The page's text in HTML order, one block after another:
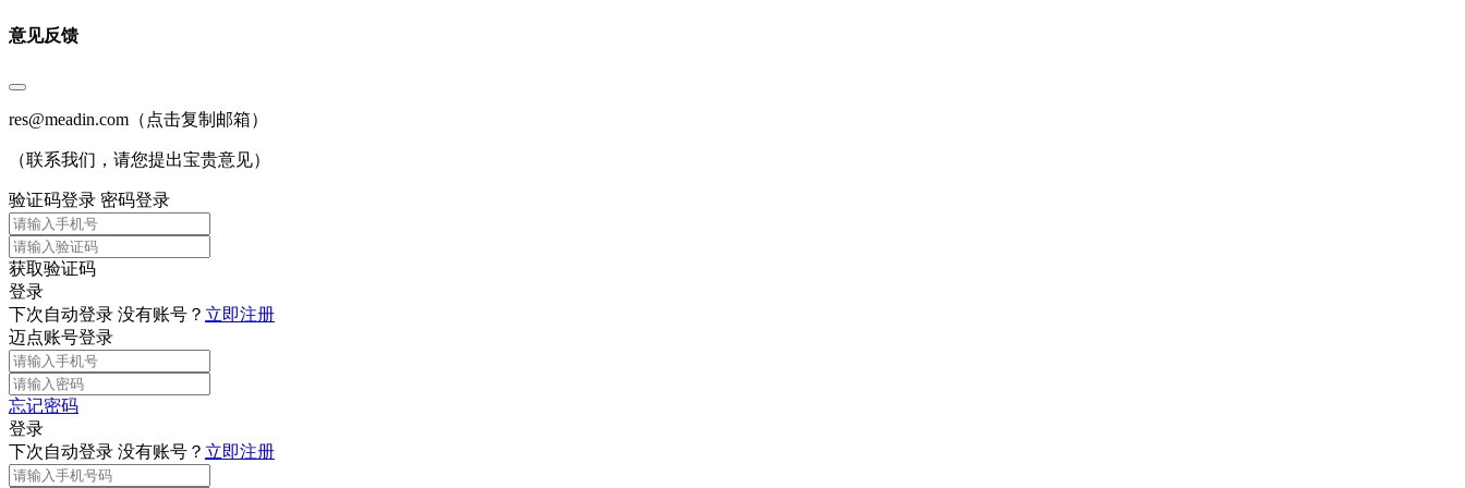
意见反馈
res@meadin.com （点击复制邮箱）
（联系我们，请您提出宝贵意见）
验证码登录 密码登录
获取验证码
登录
下次自动登录 没有账号？ 立即注册
迈点账号登录
忘记密码
登录
下次自动登录 没有账号？ 立即注册